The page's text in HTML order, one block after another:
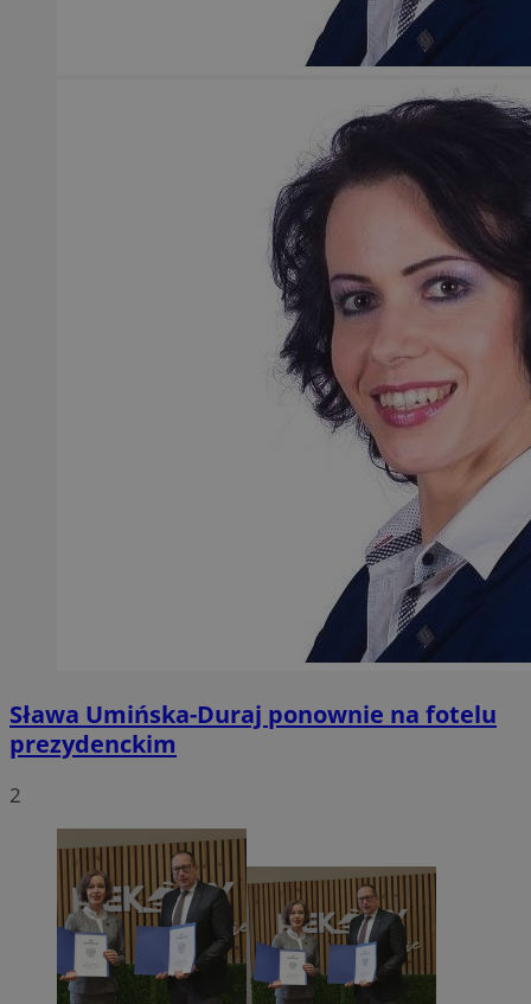
Sława Umińska-Duraj ponownie na fotelu
prezydenckim
2